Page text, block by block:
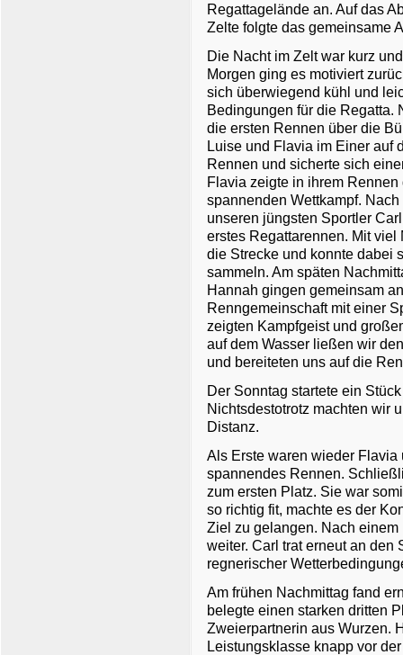
Regattagelände an. Auf das
Zelte folgte das gemeinsame
Die Nacht im Zelt war kurz
Morgen ging es motiviert
sich überwiegend kühl und
Bedingungen für die Regatta.
die ersten Rennen über die
Luise und Flavia im Einer auf
Rennen und sicherte sich
Flavia zeigte in ihrem
spannenden Wettkampf.
unseren jüngsten Sportler
erstes Regattarennen. Mit
die Strecke und konnte dabei
sammeln. Am späten
Hannah gingen gemeinsam
Renngemeinschaft mit einer
zeigten Kampfgeist und
auf dem Wasser ließen wir
und bereiteten uns auf die
Der Sonntag startete ein
Nichtsdestotrotz machten wir
Distanz.
Als Erste waren wieder
spannendes Rennen.
zum ersten Platz. Sie war
so richtig fit, machte es der
Ziel zu gelangen. Nach
weiter. Carl trat erneut an den
regnerischer
Am frühen Nachmittag fand
belegte einen starken dritten
Zweierpartnerin aus Wurzen.
Leistungsklasse knapp vor